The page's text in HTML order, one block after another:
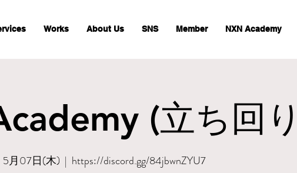
Works About Us SNS Member NXN Academy
(立ち回
5月07日(木)
  |
https://discord.gg/84jbwnZYU7